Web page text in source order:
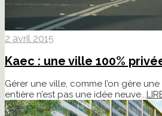
2 avril 2015
Kaec : une ville 100%
Gérer une ville, comme l’on gère
entière n’est pas une idée neuve...